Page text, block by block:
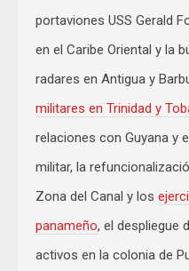
portaviones USS Gerald
en el Caribe Oriental y la
radares en Antigua y
militares en Trinidad y
relaciones con Guyana y
militar, la
Zona del Canal y los
panameño, el despliegue
activos en la colonia de